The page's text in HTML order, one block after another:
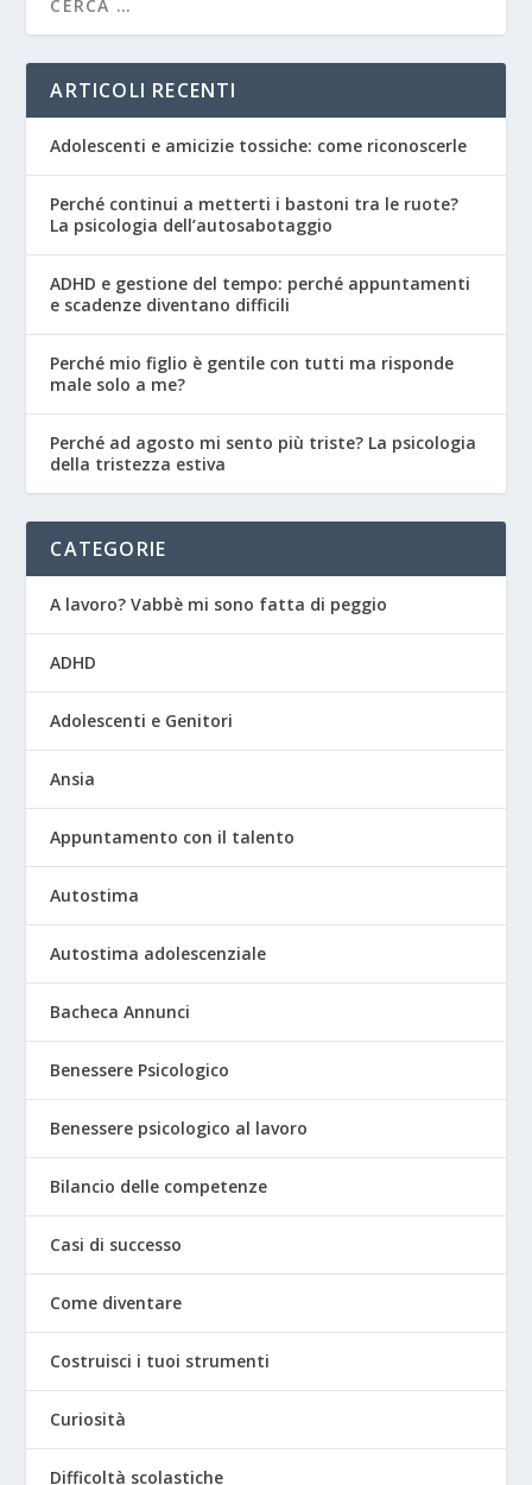
ARTICOLI RECENTI
Adolescenti e amicizie tossiche: come riconoscerle
Perché continui a metterti i bastoni tra le ruote?
La psicologia dell’autosabotaggio
ADHD e gestione del tempo: perché appuntamenti
e scadenze diventano difficili
Perché mio figlio è gentile con tutti ma risponde
male solo a me?
Perché ad agosto mi sento più triste? La psicologia
della tristezza estiva
CATEGORIE
A lavoro? Vabbè mi sono fatta di peggio
ADHD
Adolescenti e Genitori
Ansia
Appuntamento con il talento
Autostima
Autostima adolescenziale
Bacheca Annunci
Benessere Psicologico
Benessere psicologico al lavoro
Bilancio delle competenze
Casi di successo
Come diventare
Costruisci i tuoi strumenti
Curiosità
Difficoltà scolastiche